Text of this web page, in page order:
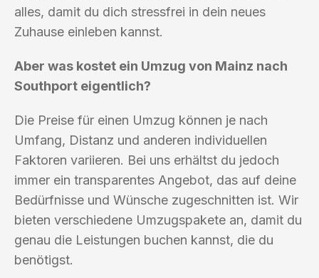
alles, damit du dich stressfrei in dein neues
Zuhause einleben kannst.
Aber was kostet ein Umzug von Mainz nach
Southport eigentlich?
Die Preise für einen Umzug können je nach
Umfang, Distanz und anderen individuellen
Faktoren variieren. Bei uns erhältst du jedoch
immer ein transparentes Angebot, das auf deine
Bedürfnisse und Wünsche zugeschnitten ist. Wir
bieten verschiedene Umzugspakete an, damit du
genau die Leistungen buchen kannst, die du
benötigst.